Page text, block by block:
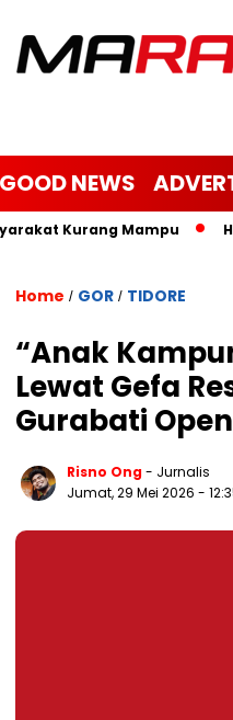
GOOD NEWS
Kurang Mampu
Home / GOR / TIDORE
“Anak
Lewat Gefa
Gurabati
Risno Ong- Jurnalis
Jumat, 29 Mei 2026 -